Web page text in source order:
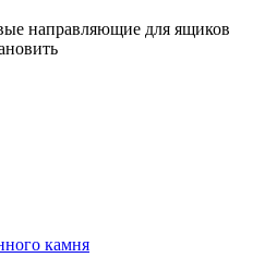
направляющие для ящиков
камня